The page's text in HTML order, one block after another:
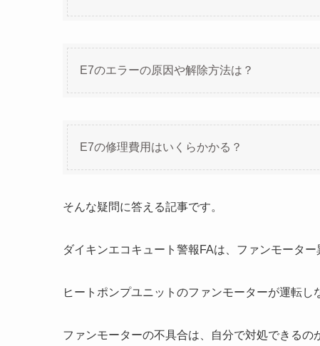
E7のエラーの原因や解除方法は？
E7の修理費用はいくらかかる？
そんな疑問に答える記事です。
ダイキンエコキュート警報FAは、ファンモーター
ヒートポンプユニットのファンモーターが運転し
ファンモーターの不具合は、自分で対処できる